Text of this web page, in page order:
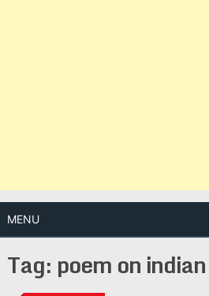
MENU
Tag: poem on